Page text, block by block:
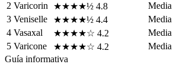
2 Varicorin ★★★★½ 4.8
Media
3 Veniselle ★★★★½ 4.4
Media
4 Vasaxal ★★★★☆ 4.2
Media
5 Varicone ★★★★☆ 4.2
Media
Guía informativa